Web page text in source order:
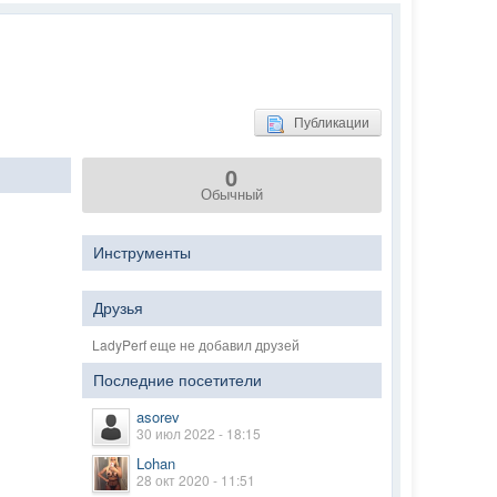
Публикации
0
Обычный
Инструменты
Друзья
LadyPerf еще не добавил друзей
Последние посетители
asorev
30 июл 2022 - 18:15
Lohan
28 окт 2020 - 11:51